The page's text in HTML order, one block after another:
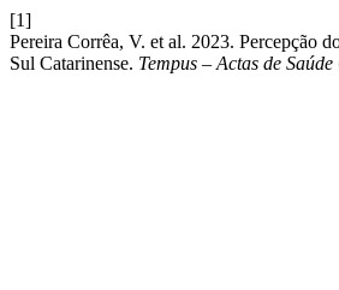
[1]
Pereira Corrêa, V. et al. 2023. Percepção
Sul Catarinense. Tempus – Actas de